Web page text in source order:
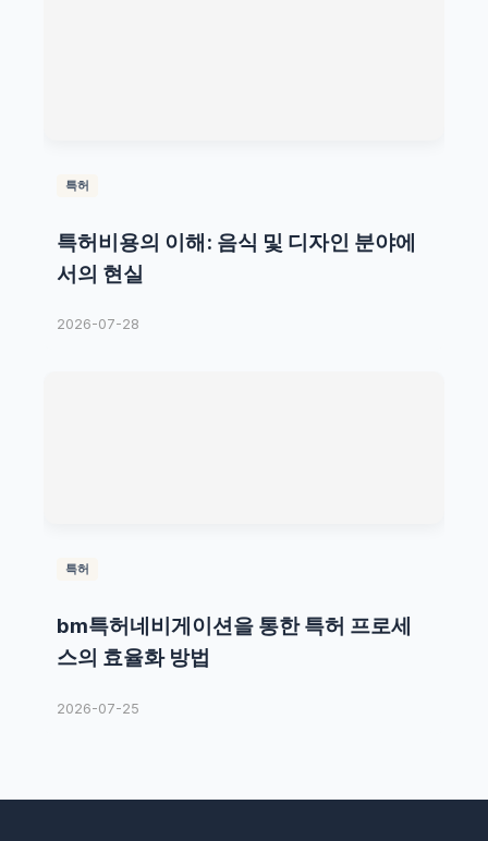
특허
특허비용의 이해: 음식 및 디자인 분야에
서의 현실
2026-07-28
특허
bm특허네비게이션을 통한 특허 프로세
스의 효율화 방법
2026-07-25